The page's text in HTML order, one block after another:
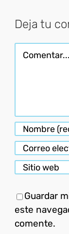
Deja tu
Comentar
Guardar
este
comente.